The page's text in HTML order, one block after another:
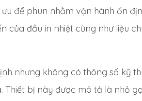
để phun nhằm vận hành ổn
của đầu in nhiệt cũng như liệu
nhưng không có thông số kỹ
bị này được mô tả là nhỏ